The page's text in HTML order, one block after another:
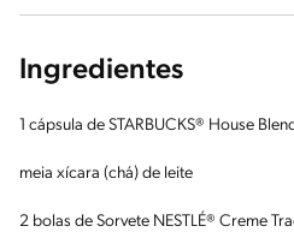
Ingredientes
1 cápsula de STARBUCKS® House
meia xícara (chá) de leite
2 bolas de Sorvete NESTLÉ® Creme